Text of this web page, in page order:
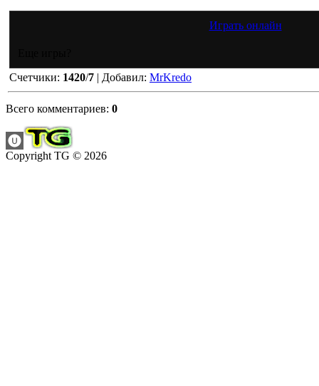
Играть онлайн
Счетчики: 1420/7 | Добавил: MrKredo
Всего комментариев: 0
Copyright TG © 2026